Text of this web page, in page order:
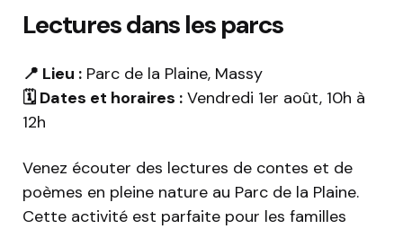
Lectures dans les parcs
📍 Lieu : Parc de la Plaine, Massy
🗓️ Dates et horaires : Vendredi 1er août, 10h à
12h
Venez écouter des lectures de contes et de
poèmes en pleine nature au Parc de la Plaine.
Cette activité est parfaite pour les familles